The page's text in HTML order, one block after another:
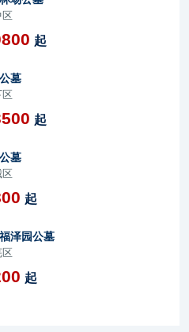
区
起
墓
区
起
墓
区
起
泽园公墓
区
起